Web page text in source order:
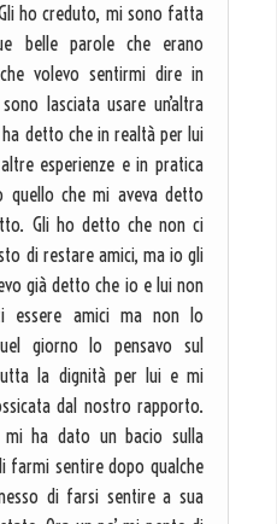
ho creduto, mi sono fatta
belle parole che erano
volevo sentirmi dire in
lasciata usare un’altra
detto che in realtà per lui
esperienze e in pratica
che mi aveva detto
Gli ho detto che non ci
di restare amici, ma io gli
già detto che io e lui non
essere amici ma non lo
giorno lo pensavo sul
la dignità per lui e mi
dal nostro rapporto.
mi ha dato un bacio sulla
sentire dopo qualche
di farsi sentire a sua